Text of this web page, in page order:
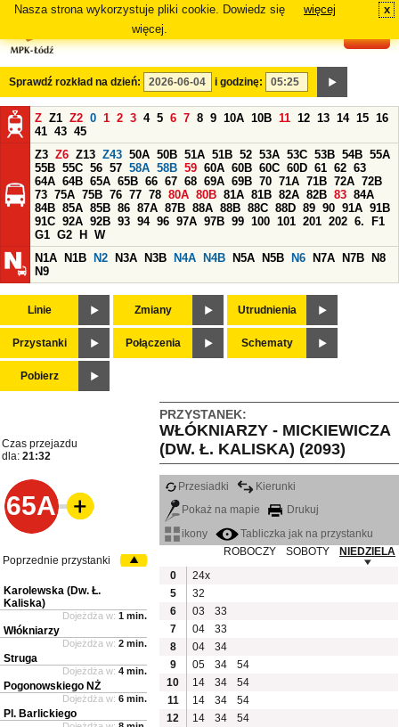
Nasza strona wykorzystuje pliki cookie. Dowiedz się
więcej.
więcej x
Sprawdź rozkład na dzień: i godzinę:
Z Z1 Z2 0 1 2 3 4 5 6 7 8 9 10A 10B 11 12 13 14 15 16
41 43 45
Z3 Z6 Z13 Z43 50A 50B 51A 51B 52 53A 53C 53B 54B 55A
55B 55C 56 57 58A 58B 59 60A 60B 60C 60D 61 62 63
64A 64B 65A 65B 66 67 68 69A 69B 70 71A 71B 72A 72B
73 75A 75B 76 77 78 80A 80B 81A 81B 82A 82B 83 84A
84B 85A 85B 86 87A 87B 88A 88B 88C 88D 89 90 91A 91B
91C 92A 92B 93 94 96 97A 97B 99 100 101 201 202 6.
F1
G1 G2 H
W
N1A
N1B N2 N3A N3B N4A N4B N5A N5B N6 N7A N7B
N8
N9
Linie Zmiany Utrudnienia
Przystanki Połączenia Schematy
Pobierz
PRZYSTANEK:
WŁÓKNIARZY - MICKIEWICZA
(DW. Ł. KALISKA) (2093)
Czas przejazdu
dla: 21:32
65A
Przesiadki
Kierunki
Pokaż na mapie
Drukuj
ikony
Tabliczka jak na przystanku
ROBOCZY
SOBOTY
NIEDZIELA
0
24x
5
32
6
03
33
7
04
33
8
04
34
9
05 34
54
10
14 34
54
11
14 34
54
12
14 34
54
Poprzednie przystanki
Karolewska (Dw. Ł.
Kaliska)
Dojeżdża w: 1 min.
Włókniarzy
Dojeżdża w: 2 min.
Struga
Dojeżdża w: 4 min.
Pogonowskiego NŻ
Dojeżdża w: 6 min.
Pl. Barlickiego